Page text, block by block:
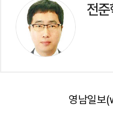
전준
영남일보